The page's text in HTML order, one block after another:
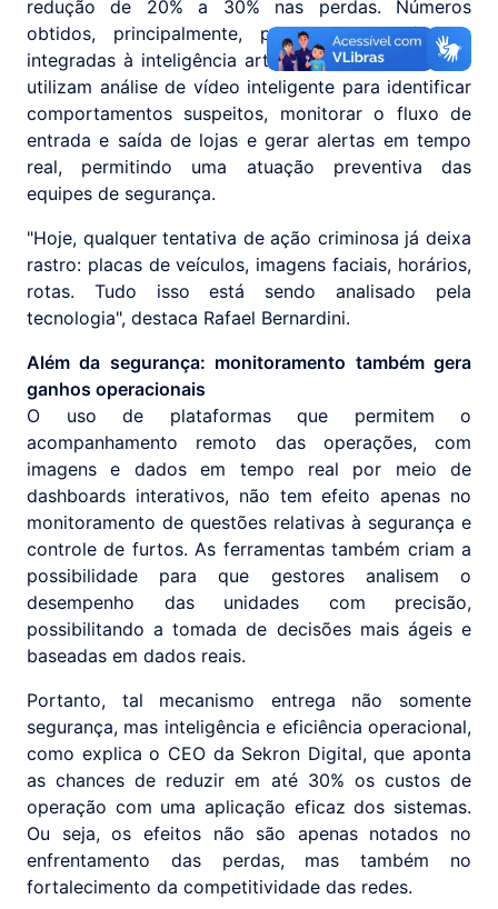
redução de 20% a 30% nas perdas. Números
obtidos, principalmente, pelo uso de câmeras
integradas à inteligência artificial, em soluções que
utilizam análise de vídeo inteligente para identificar
comportamentos suspeitos, monitorar o fluxo de
entrada e saída de lojas e gerar alertas em tempo
real, permitindo uma atuação preventiva das
equipes de segurança.
"Hoje, qualquer tentativa de ação criminosa já deixa
rastro: placas de veículos, imagens faciais, horários,
rotas. Tudo isso está sendo analisado pela
tecnologia", destaca Rafael Bernardini.
Além da segurança: monitoramento também gera
ganhos operacionais
O uso de plataformas que permitem o
acompanhamento remoto das operações, com
imagens e dados em tempo real por meio de
dashboards interativos, não tem efeito apenas no
monitoramento de questões relativas à segurança e
controle de furtos. As ferramentas também criam a
possibilidade para que gestores analisem o
desempenho das unidades com precisão,
possibilitando a tomada de decisões mais ágeis e
baseadas em dados reais.
Portanto, tal mecanismo entrega não somente
segurança, mas inteligência e eficiência operacional,
como explica o CEO da Sekron Digital, que aponta
as chances de reduzir em até 30% os custos de
operação com uma aplicação eficaz dos sistemas.
Ou seja, os efeitos não são apenas notados no
enfrentamento das perdas, mas também no
fortalecimento da competitividade das redes.